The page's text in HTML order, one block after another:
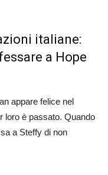
italiane:
a Hope
appare felice nel
loro è passato. Quando
a Steffy di non